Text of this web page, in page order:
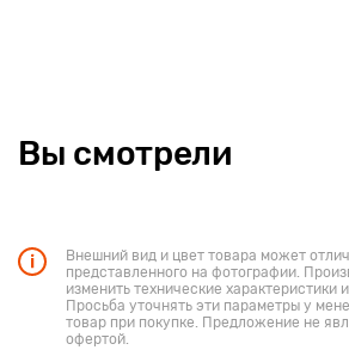
Вы смотрели
Внешний вид и цвет товара может
представленного на фотографии.
изменить технические характеристики
Просьба уточнять эти параметры у
товар при покупке. Предложение не
офертой.